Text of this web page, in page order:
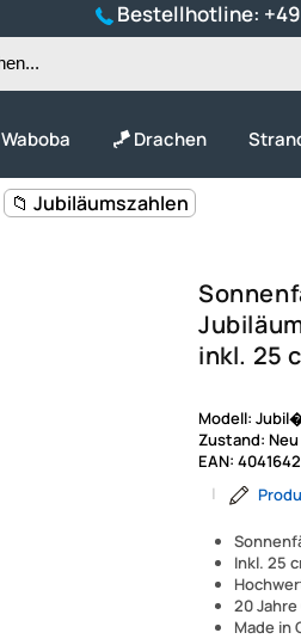
Bestellhotline:
Waboba 🪁 Drachen
📁 Jubiläumszahlen
inkl. 25
Inkl. 25
20
Made in
Modell:
Zustand: Neu
EAN:
|